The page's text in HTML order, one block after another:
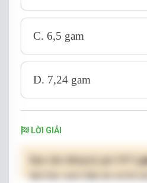
C. 6,5 gam
D. 7,24 gam
LỜI GIẢI
(
làm bài, xem đáp án và lời